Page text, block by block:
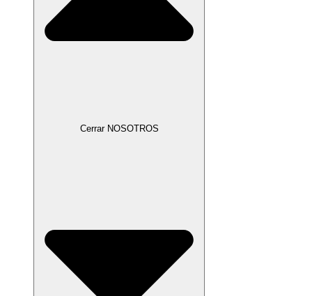
Cerrar NOSOTROS